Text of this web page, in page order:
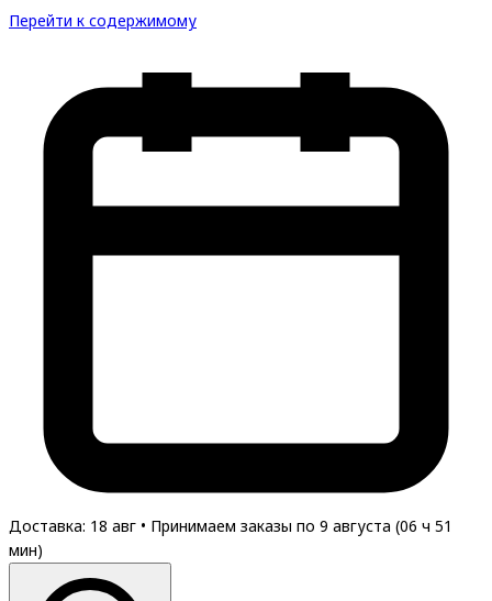
Перейти к содержимому
Доставка: 18 авг • Принимаем заказы по 9 августа (06 ч 50
мин)